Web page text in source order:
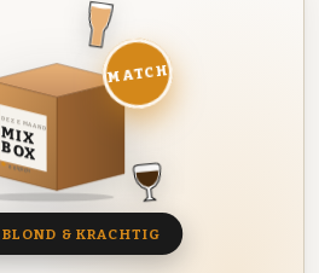
DEZE MAAND
MIX
BOX
8 BIEREN
MATCH
BLOND & KRACHTIG